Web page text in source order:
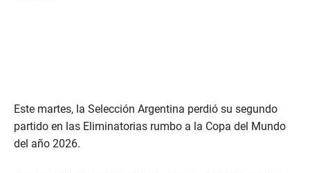
Este martes, la Selección Argentina perdió su segundo
partido en las Eliminatorias rumbo a la Copa del Mundo
del año 2026.